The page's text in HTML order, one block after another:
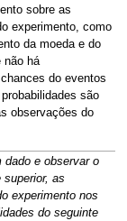
sobre as
experimento, como
da moeda e do
não há
do eventos
são
observações do
dado e observar o
superior, as
experimento nos
do seguinte